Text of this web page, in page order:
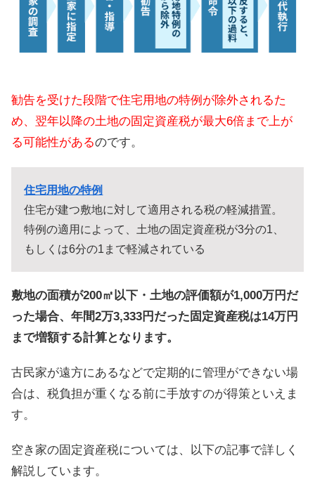
勧告を受けた段階で住宅用地の特例 が除外されるた
め、翌年以降の土地の固定資産税が最大6倍まで上が
る可能性があるのです。
住宅用地の特例
住宅が建つ敷地に対して適用される税の軽減措置。
特例の適用によって、土地の固定資産税が3分の1、
もしくは6分の1まで軽減されている
敷地の面積が200㎡以下・土地の評価額が1,000万円だ
った場合、年間2万3,333円だった固定資産税は14万円
まで増額する計算となります。
古民家が遠方にあるなどで定期的に管理ができない場
合は、税負担が重くなる前に手放すのが得策といえま
す。
空き家の固定資産税については、以下の記事で詳しく
解説しています。